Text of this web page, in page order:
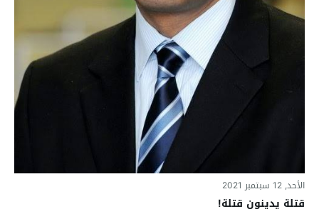
الأحد, 12 سبتمبر 2021
قتلة يدينون قتلة!